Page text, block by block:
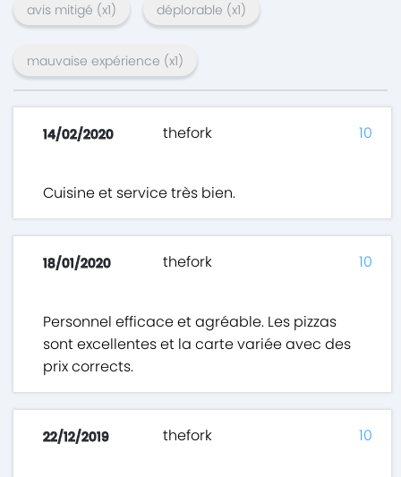
avis mitigé (x1) déplorable (x1)
mauvaise expérience (x1)
14/02/2020 thefork
Cuisine et service très bien.
10
18/01/2020 thefork
Personnel efficace et agréable. Les pizzas
sont excellentes et la carte variée avec des
prix corrects.
10
22/12/2019 thefork 10